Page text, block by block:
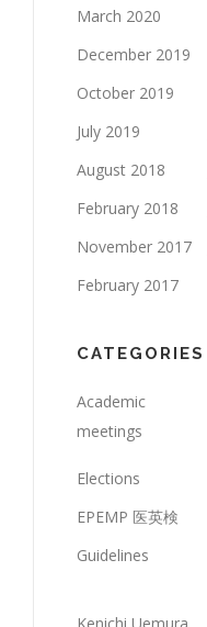
March 2020
December 2019
October 2019
July 2019
August 2018
February 2018
November 2017
February 2017
CATEGORIES
Academic
meetings
Elections
EPEMP 医英検
Guidelines